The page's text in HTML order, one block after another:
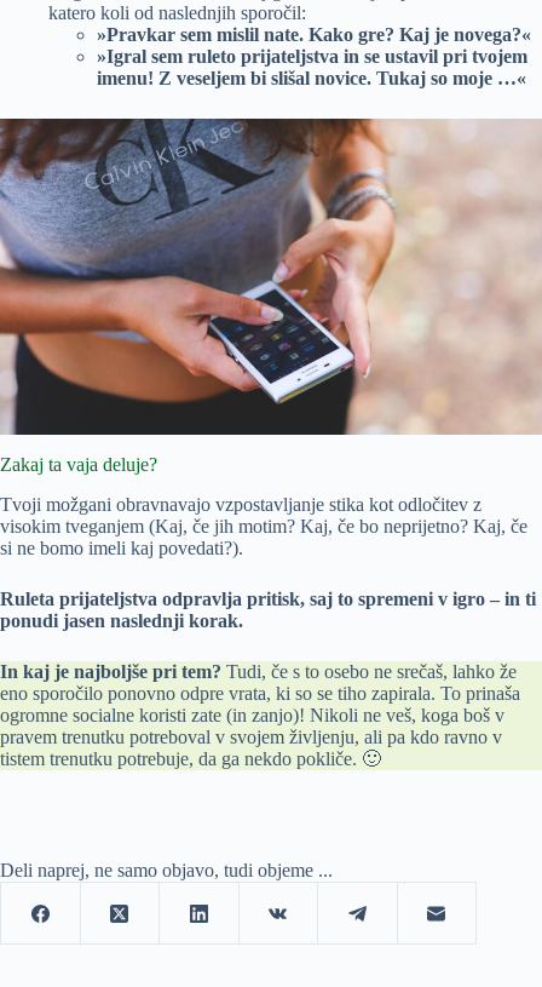
katero koli od naslednjih sporočil:
»Pravkar sem mislil nate. Kako gre? Kaj je novega?«
»Igral sem ruleto prijateljstva in se ustavil pri tvojem
imenu! Z veseljem bi slišal novice. Tukaj so moje …«
Zakaj ta vaja deluje?
Tvoji možgani obravnavajo vzpostavljanje stika kot odločitev z
visokim tveganjem (Kaj, če jih motim? Kaj, če bo neprijetno? Kaj, če
si ne bomo imeli kaj povedati?).
Ruleta prijateljstva odpravlja pritisk, saj to spremeni v igro – in ti
ponudi jasen naslednji korak.
In kaj je najboljše pri tem? Tudi, če s to osebo ne srečaš, lahko že
eno sporočilo ponovno odpre vrata, ki so se tiho zapirala. To prinaša
ogromne socialne koristi zate (in zanjo)! Nikoli ne veš, koga boš v
pravem trenutku potreboval v svojem življenju, ali pa kdo ravno v
tistem trenutku potrebuje, da ga nekdo pokliče. 🙂
Deli naprej, ne samo objavo, tudi objeme ...